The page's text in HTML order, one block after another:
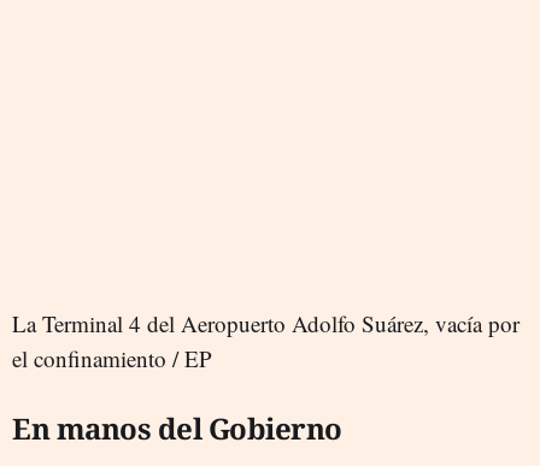
La Terminal 4 del Aeropuerto Adolfo Suárez, vacía por
el confinamiento / EP
En manos del Gobierno